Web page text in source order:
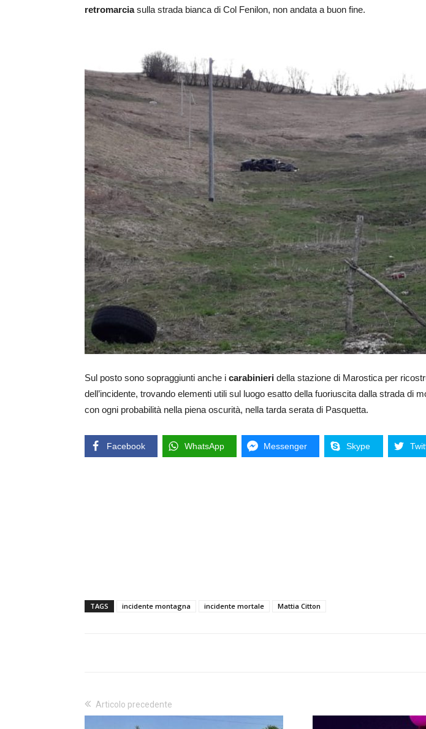
retromarciasulla strada bianca di Col Fenilon, non andata a buon fine.
Sul posto sono sopraggiunti anche i carabinieri della stazione di Marostica per
dell’incidente, trovando elementi utili sul luogo esatto della fuoriuscita dalla strada di
con ogni probabilità nella piena oscurità, nella tarda serata di Pasquetta.
Facebook WhatsApp Messenger Skype
TAGS incidente montagna incidente mortale Mattia Citton
Articolo precedente